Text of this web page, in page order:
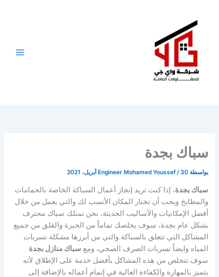
المحتوى
سباك بجدة
بواسطة Engineer Mohamed Youssef/30 أبريل، 2021
سباك بجدة، إذا كنت تريد إنجاز أعمال السباكة الخاصة بالحمامات
والمطابخ ويجب أن تختار المكان الأنسب لك والتي يعمل من خلال
أفضل الإمكانيات والأساليب الحديثة، نحن نمتلك سباك محترف
بشكل عام بجدة، سوف يخلصك تماماً من الحيرة والقلق من جميع
المشاكل التي تتعلق بالسباكة والتي من أبرزها مشكلة تسربات
المياه وايضاً تسربات الصرف الصحي، ومع سباك منازل بجدة
سوف تتخلص من هذه المشاكل بأفضل خدمة على الإطلاق لأنه
يتميز بالمهارة والكفاءة العالية في إتمام أعماله بالإضافة إلى